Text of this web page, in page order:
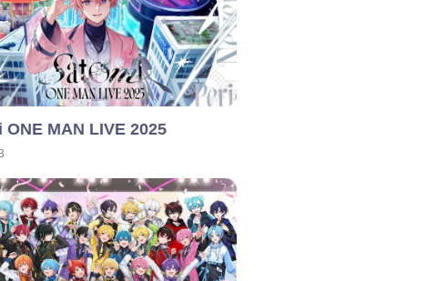
ONE MAN LIVE 2025